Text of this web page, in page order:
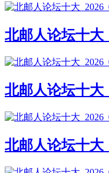
北邮人论坛十大
北邮人论坛十大
北邮人论坛十大